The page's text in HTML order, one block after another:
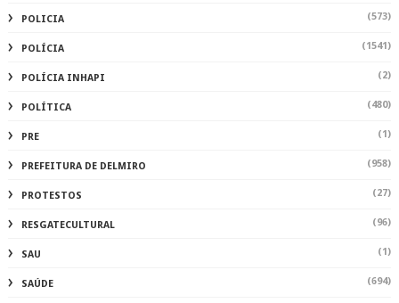
POLICIA (573)
POLÍCIA (1541)
POLÍCIA INHAPI (2)
POLÍTICA (480)
PRE (1)
PREFEITURA DE DELMIRO (958)
PROTESTOS (27)
RESGATECULTURAL (96)
SAU (1)
SAÚDE (694)